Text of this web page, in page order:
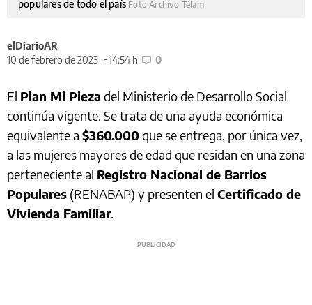
populares de todo el país Foto Archivo Télam
elDiarioAR
10 de febrero de 2023
14:54 h 0
El Plan Mi Pieza del Ministerio de Desarrollo Social
continúa vigente. Se trata de una ayuda económica
equivalente a $360.000que se entrega, por única vez,
a las mujeres mayores de edad que residan en una zona
perteneciente al Registro Nacional de Barrios
Populares (RENABAP) y presenten el Certificado de
Vivienda Familiar.